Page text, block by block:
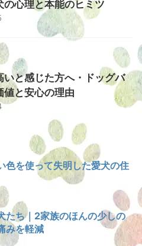
の心理と本能のヒミツ
いと感じた方へ・ドッグバ
値と安心の理由
色を使って失明した愛犬の住
たち｜2家族のほんの少しの
みを軽減